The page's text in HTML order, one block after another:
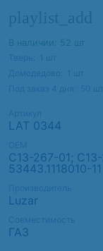
В наличии: 52 шт
LAT 0344
C13-267-01;
53443.1118010-11
Luzar
ГАЗ